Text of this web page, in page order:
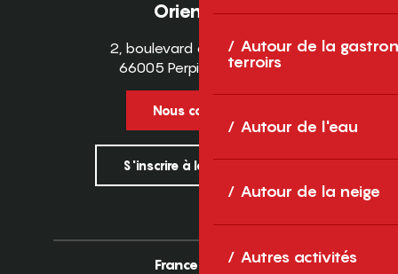
Autour de la
terroirs
Autour de l'eau
Autour de la neige
Autres activités
Orientales
2, boulevard des Pyrénées
66005 Perpignan Cedex
Nous contacter
S'inscrire à la newsletter
France Europe